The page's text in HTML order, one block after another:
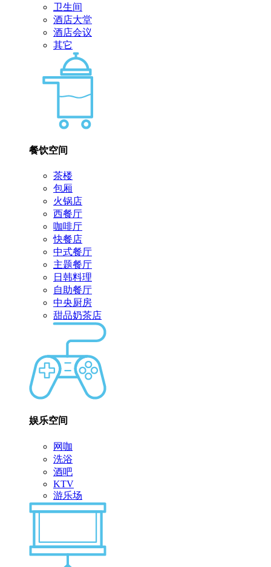
卫生间
酒店大堂
酒店会议
其它
餐饮空间
茶楼
包厢
火锅店
西餐厅
咖啡厅
快餐店
中式餐厅
主题餐厅
日韩料理
自助餐厅
中央厨房
甜品奶茶店
娱乐空间
网咖
洗浴
酒吧
KTV
游乐场